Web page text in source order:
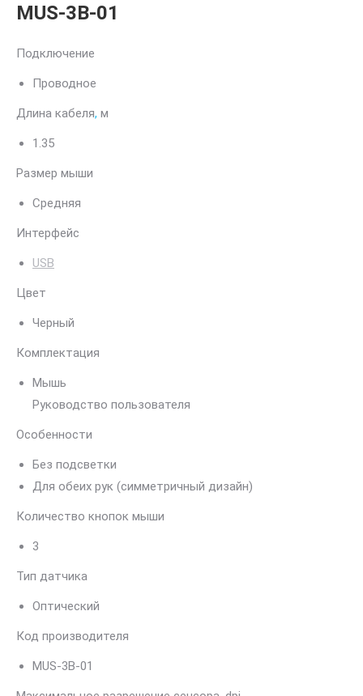
MUS-3B-01
Подключение
Проводное
Длина кабеля, м
1.35
Размер мыши
Средняя
Интерфейс
USB
Цвет
Черный
Комплектация
Мышь
Руководство пользователя
Особенности
Без подсветки
Для обеих рук (симметричный дизайн)
Количество кнопок мыши
3
Тип датчика
Оптический
Код производителя
MUS-3B-01